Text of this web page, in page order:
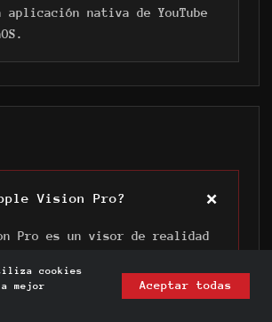
cookies
mejor
Aceptar todas
nativa de YouTube
Vision Pro?
Pro es un visor de realidad
control con los ojos y las
visionOS, contenido